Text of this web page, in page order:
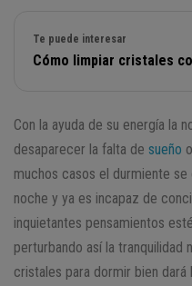
Te puede interesar
Cómo limpiar cristales
Con la ayuda de su energía la
desaparecer la falta de sueño
muchos casos el durmiente
noche y ya es incapaz de
inquietantes pensamientos
perturbando así la tranquilidad
cristales para dormir bien